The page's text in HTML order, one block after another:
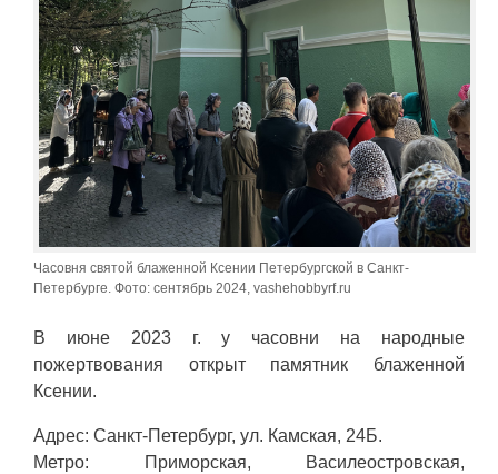
Часовня святой блаженной Ксении Петербургской в Санкт-
Петербурге. Фото: сентябрь 2024, vashehobbyrf.ru
В июне 2023 г. у часовни на народные
пожертвования открыт памятник блаженной
Ксении.
Адрес: Санкт-Петербург, ул. Камская, 24Б.
Метро: Приморская, Василеостровская,